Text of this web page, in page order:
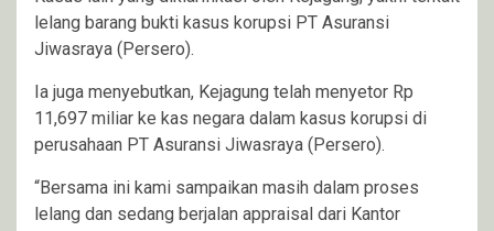
lelang barang bukti kasus korupsi PT Asuransi
Jiwasraya (Persero).
Ia juga menyebutkan, Kejagung telah menyetor Rp
11,697 miliar ke kas negara dalam kasus korupsi di
perusahaan PT Asuransi Jiwasraya (Persero).
“Bersama ini kami sampaikan masih dalam proses
lelang dan sedang berjalan appraisal dari Kantor